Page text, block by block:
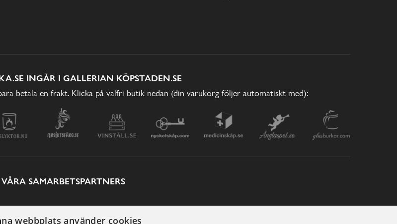
INGÅR I GALLERIAN KÖPSTADEN.SE
betala en frakt. Klicka på valfri butik nedan (din varukorg följer automatiskt med):
VÅRA SAMARBETSPARTNERS
webbplats använder cookies